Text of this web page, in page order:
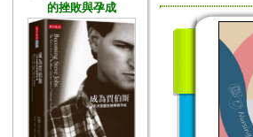
的挫敗與孕成